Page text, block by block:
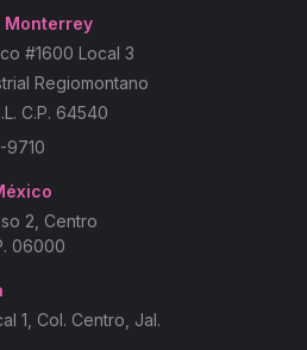
Monterrey
#1600 Local 3
Regiomontano
C.P. 64540
9710
2, Centro
06000
1, Col. Centro, Jal.